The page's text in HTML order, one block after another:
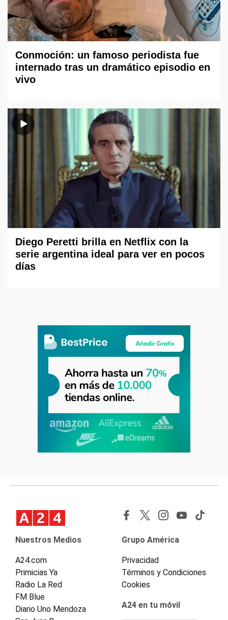
Conmoción: un famoso periodista fue
internado tras un dramático episodio en
vivo
Diego Peretti brilla en Netflix con la
serie argentina ideal para ver en pocos
días
Nuestros Medios
A24.com
Primicias Ya
Radio La Red
FM Blue
Diario Uno Mendoza
Grupo América
Privacidad
Términos y Condiciones
Cookies
A24 en tu móvil